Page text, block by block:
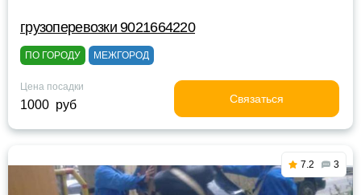
грузоперевозки 9021664220
ПО ГОРОДУ МЕЖГОРОД
Цена посадки
1000 руб Связаться
7.2 3